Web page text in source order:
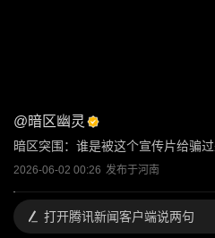
@暗区幽灵
暗区突围：谁是被这个宣传片给骗
2026-06-02 00:26 发布于河南
打开腾讯新闻客户端说两句